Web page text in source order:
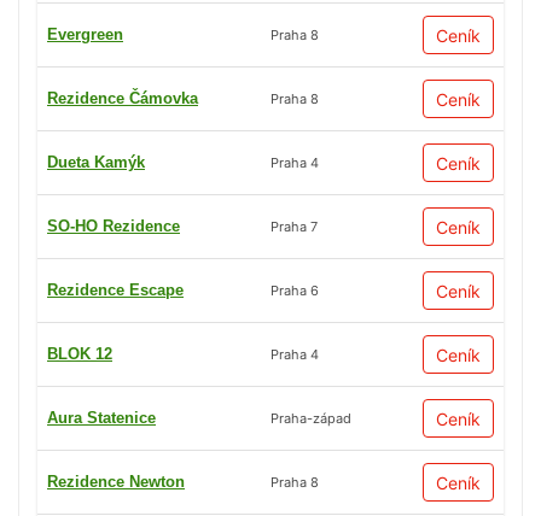
Evergreen Praha 8 Ceník
Rezidence Čámovka Praha 8 Ceník
Dueta Kamýk Praha 4 Ceník
SO-HO Rezidence Praha 7 Ceník
Rezidence Escape Praha 6 Ceník
BLOK 12 Praha 4 Ceník
Aura Statenice Praha-západ Ceník
Rezidence Newton Praha 8 Ceník